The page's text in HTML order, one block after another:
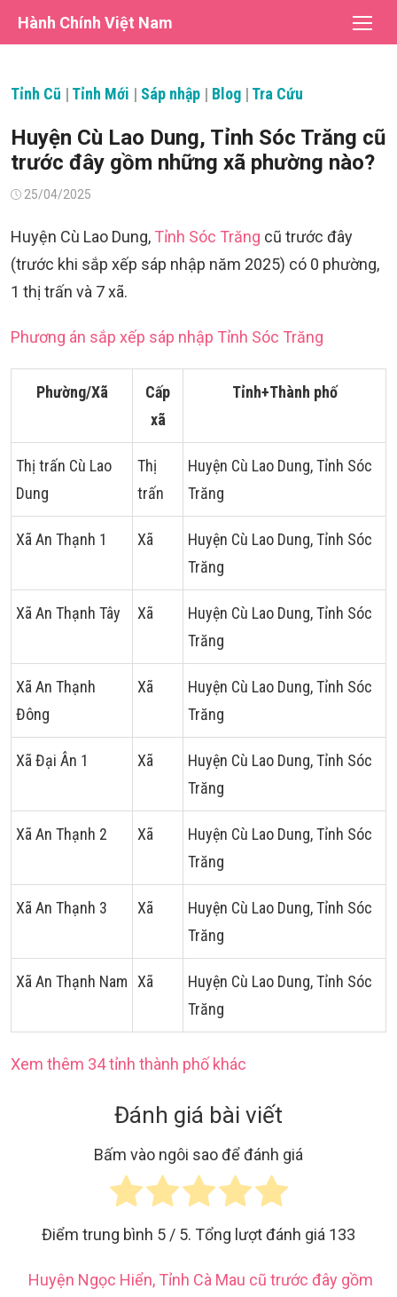
Hành Chính Việt Nam
Tỉnh Cũ | Tỉnh Mới | Sáp nhập | Blog | Tra Cứu
Huyện Cù Lao Dung, Tỉnh Sóc Trăng cũ
trước đây gồm những xã phường nào?
Đăng25/04/2025
Huyện Cù Lao Dung, Tỉnh Sóc Trăng cũ trước đây
(trước khi sắp xếp sáp nhập năm 2025) có 0 phường,
1 thị trấn và 7 xã.
Phương án sắp xếp sáp nhập Tỉnh Sóc Trăng
Phường/Xã
Cấp
xã
Tỉnh+Thành phố
Thị trấn Cù Lao
Dung
Thị
trấn
Huyện Cù Lao Dung, Tỉnh Sóc
Trăng
Xã An Thạnh 1 Xã
Huyện Cù Lao Dung, Tỉnh Sóc
Trăng
Xã An Thạnh Tây Xã
Huyện Cù Lao Dung, Tỉnh Sóc
Trăng
Xã An Thạnh
Đông
Xã
Huyện Cù Lao Dung, Tỉnh Sóc
Trăng
Xã Đại Ân 1 Xã
Huyện Cù Lao Dung, Tỉnh Sóc
Trăng
Xã An Thạnh 2 Xã
Huyện Cù Lao Dung, Tỉnh Sóc
Trăng
Xã An Thạnh 3 Xã
Huyện Cù Lao Dung, Tỉnh Sóc
Trăng
Xã An Thạnh Nam Xã
Huyện Cù Lao Dung, Tỉnh Sóc
Trăng
Xem thêm 34 tỉnh thành phố khác
Đánh giá bài viết
Bấm vào ngôi sao để đánh giá
Điểm trung bình 5 / 5. Tổng lượt đánh giá 133
Huyện Ngọc Hiển, Tỉnh Cà Mau cũ trước đây gồm